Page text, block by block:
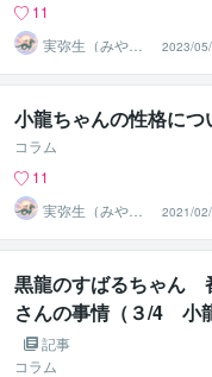
11
実弥生（みや
の）
2023/
小龍ちゃんの性格につ
コラム
11
実弥生（みや
の）
2021/
黒龍のすばるちゃん
さんの事情（３/4 小
話題 等を追記しまし
記事
コラム